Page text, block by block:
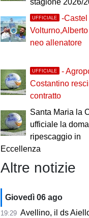
stagione 2026/
UFFICIALE
-Castel
neo allenatore
UFFICIALE
-
Costantino
contratto
Santa Maria la
ufficiale la
ripescaggio in
Eccellenza
Altre notizie
Giovedì 06 ago
19:29 Avellino, il ds Aiello: